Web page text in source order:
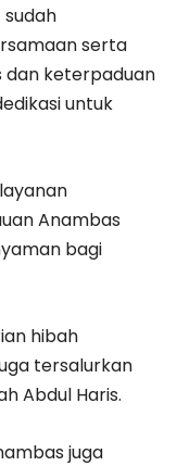
serta
dan keterpaduan
untuk
Anambas
bagi
hibah
tersalurkan
Abdul Haris.
juga